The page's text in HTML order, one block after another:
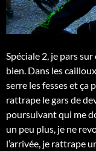
Spéciale 2, je pars
bien. Dans les
serre les fesses et ça
rattrape le gars de
poursuivant qui me
un peu plus, je ne
l’arrivée, je rattrape